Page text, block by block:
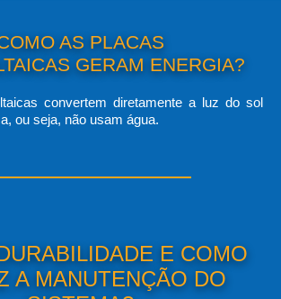
AS PLACAS
GERAM ENERGIA?
convertem diretamente a luz do sol
ou seja, não usam água.
E COMO
A MANUTENÇÃO DO